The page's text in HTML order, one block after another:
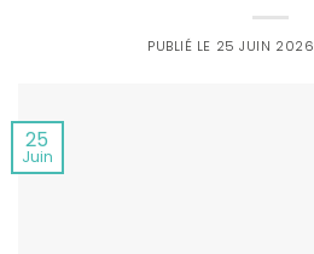
PUBLIÉ LE 25 JUIN 2026
25
Juin